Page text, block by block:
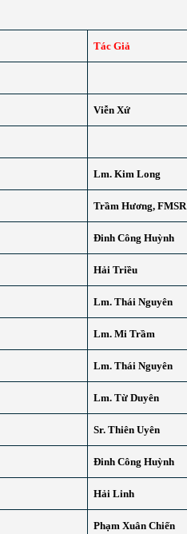
Tác Giả
Viễn Xứ
Lm. Kim Long
Trầm Hương, FMSR
Đinh Công Huỳnh
Hải Triều
Lm. Thái Nguyên
Lm. Mi Trầm
Lm. Thái Nguyên
Lm. Từ Duyên
Sr. Thiên Uyên
Đinh Công Huỳnh
Hải Linh
Phạm Xuân Chiến